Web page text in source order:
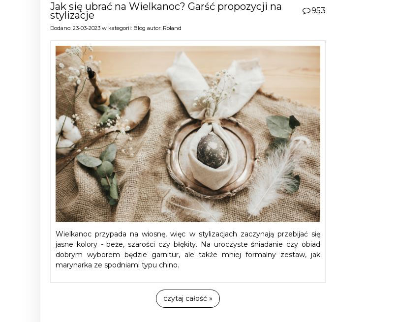
Jak się ubrać na Wielkanoc? Garść propozycji na
stylizacje 953
Dodano: 23-03-2023 w kategorii: Blog autor: Roland
Wielkanoc przypada na wiosnę, więc w stylizacjach zaczynają przebijać się
jasne kolory - beże, szarości czy błękity. Na uroczyste śniadanie czy obiad
dobrym wyborem będzie garnitur, ale także mniej formalny zestaw, jak
marynarka ze spodniami typu chino.
czytaj całość »